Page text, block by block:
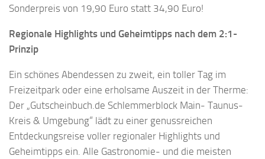
Sonderpreis von 19,90 Euro statt 34,90 Euro!
Regionale Highlights und Geheimtipps nach dem 2:1-
Prinzip
Ein schönes Abendessen zu zweit, ein toller Tag im
Freizeitpark oder eine erholsame Auszeit in der Therme:
Der „Gutscheinbuch.de Schlemmerblock Main- Taunus-
Kreis & Umgebung“ lädt zu einer genussreichen
Entdeckungsreise voller regionaler Highlights und
Geheimtipps ein. Alle Gastronomie- und die meisten